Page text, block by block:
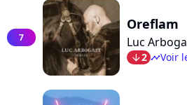
7
Oreflam
Luc
arrow_bot2 timelineVoir